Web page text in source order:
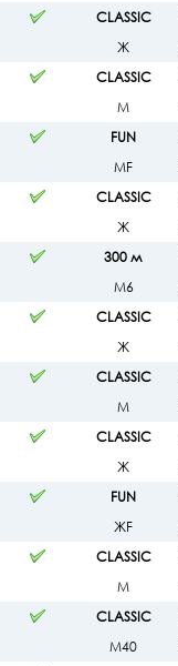
CLASSIC
Ж
CLASSIC
М
FUN
МF
CLASSIC
Ж
300 м
М6
CLASSIC
Ж
CLASSIC
М
CLASSIC
Ж
FUN
ЖF
CLASSIC
М
CLASSIC
М40